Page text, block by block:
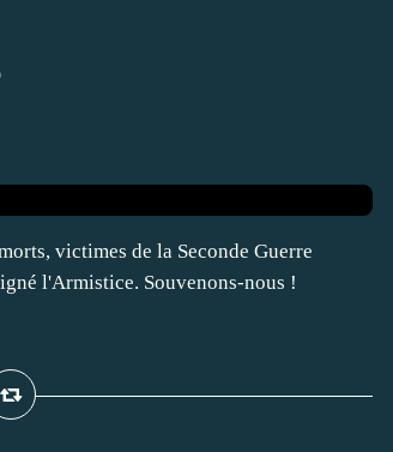
victimes de la Seconde Guerre
l'Armistice. Souvenons-nous !